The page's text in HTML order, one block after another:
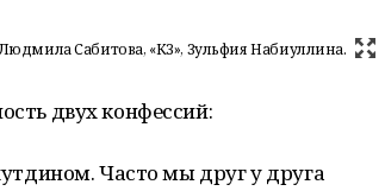
Сабитова, «КЗ», Зульфия Набиуллина.
двух конфессий:
Часто мы друг у друга